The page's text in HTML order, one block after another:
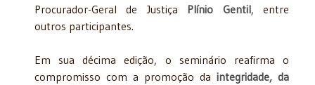
Procurador-Geral de Justiça Plínio Gentil, entre
outros participantes.
Em sua décima edição, o seminário reafirma o
compromisso com a promoção da integridade, da